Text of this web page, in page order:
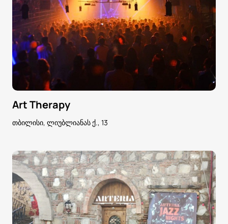
Art Therapy
თბილისი, ლიუბლიანას ქ., 13